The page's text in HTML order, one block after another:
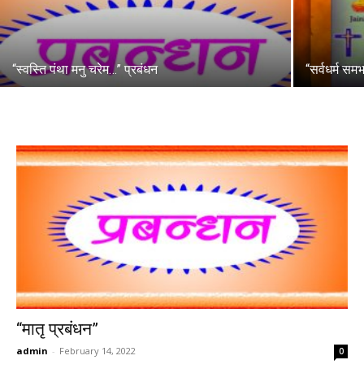
“स्वस्ति पंथा मनु चरेम…” प्रबंधन “सर्वधर्म
“मातृ प्रबंधन”
admin - February 14, 2022 0